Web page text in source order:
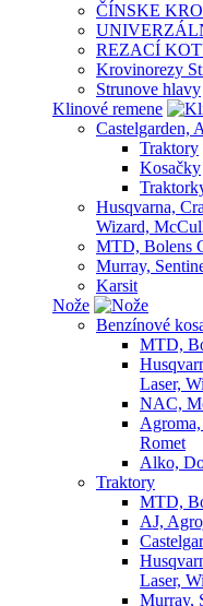
ČÍNSKE
REZACÍ
Krovinorezy
Strunove hlavy
Klinové remene
Castelgarden,
Traktory
Kosačky
Husqvarna,
Wizard,
MTD, Bolens
Murray,
Karsit
Nože
Benzínové
MTD,
Laser,
NAC,
Romet
Alko,
Traktory
MTD,
AJ,
Laser,
Murray,